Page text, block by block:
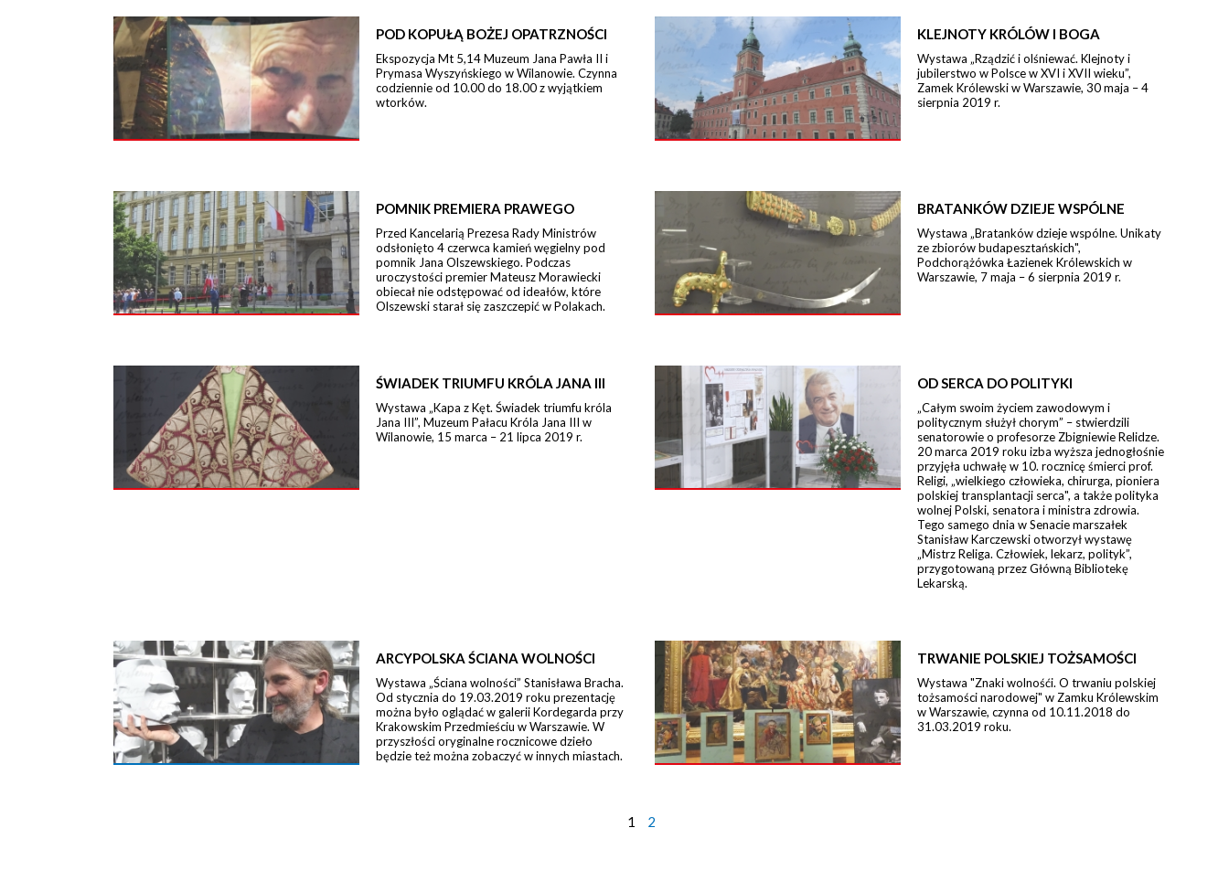
POD KOPUŁĄ BOŻEJ OPATRZNOŚCI
Ekspozycja Mt 5,14 Muzeum Jana Pawła II i
Prymasa Wyszyńskiego w Wilanowie. Czynna
codziennie od 10.00 do 18.00 z wyjątkiem
wtorków.
KLEJNOTY KRÓLÓW I BOGA
Wystawa „Rządzić i olśniewać. Klejnoty i
jubilerstwo w Polsce w XVI i XVII wieku”,
Zamek Królewski w Warszawie, 30 maja – 4
sierpnia 2019 r.
POMNIK PREMIERA PRAWEGO
Przed Kancelarią Prezesa Rady Ministrów
odsłonięto 4 czerwca kamień węgielny pod
pomnik Jana Olszewskiego. Podczas
uroczystości premier Mateusz Morawiecki
obiecał nie odstępować od ideałów, które
Olszewski starał się zaszczepić w Polakach.
BRATANKÓW DZIEJE WSPÓLNE
Wystawa „Bratanków dzieje wspólne. Unikaty
ze zbiorów budapesztańskich",
Podchorążówka Łazienek Królewskich w
Warszawie, 7 maja – 6 sierpnia 2019 r.
ŚWIADEK TRIUMFU KRÓLA JANA III
Wystawa „Kapa z Kęt. Świadek triumfu króla
Jana III”, Muzeum Pałacu Króla Jana III w
Wilanowie, 15 marca – 21 lipca 2019 r.
OD SERCA DO POLITYKI
„Całym swoim życiem zawodowym i
politycznym służył chorym” – stwierdzili
senatorowie o profesorze Zbigniewie Relidze.
20 marca 2019 roku izba wyższa jednogłośnie
przyjęła uchwałę w 10. rocznicę śmierci prof.
Religi, „wielkiego człowieka, chirurga, pioniera
polskiej transplantacji serca", a także polityka
wolnej Polski, senatora i ministra zdrowia.
Tego samego dnia w Senacie marszałek
Stanisław Karczewski otworzył wystawę
„Mistrz Religa. Człowiek, lekarz, polityk”,
przygotowaną przez Główną Bibliotekę
Lekarską.
ARCYPOLSKA ŚCIANA WOLNOŚCI
Wystawa „Ściana wolności” Stanisława Bracha.
Od stycznia do 19.03.2019 roku prezentację
można było oglądać w galerii Kordegarda przy
Krakowskim Przedmieściu w Warszawie. W
przyszłości oryginalne rocznicowe dzieło
będzie też można zobaczyć w innych miastach.
TRWANIE POLSKIEJ TOŻSAMOŚCI
Wystawa "Znaki wolnośći. O trwaniu polskiej
tożsamości narodowej" w Zamku Królewskim
w Warszawie, czynna od 10.11.2018 do
31.03.2019 roku.
1 2